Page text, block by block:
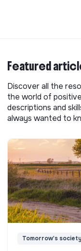
Featured
Discover all the
the world of
descriptions and
always wanted to
Tomorrow's